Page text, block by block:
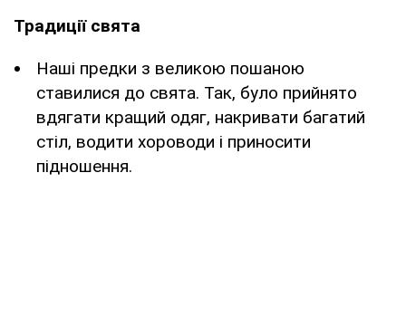
Традиції свята
Наші предки з великою пошаною
ставилися до свята. Так, було прийнято
вдягати кращий одяг, накривати багатий
стіл, водити хороводи і приносити
підношення.